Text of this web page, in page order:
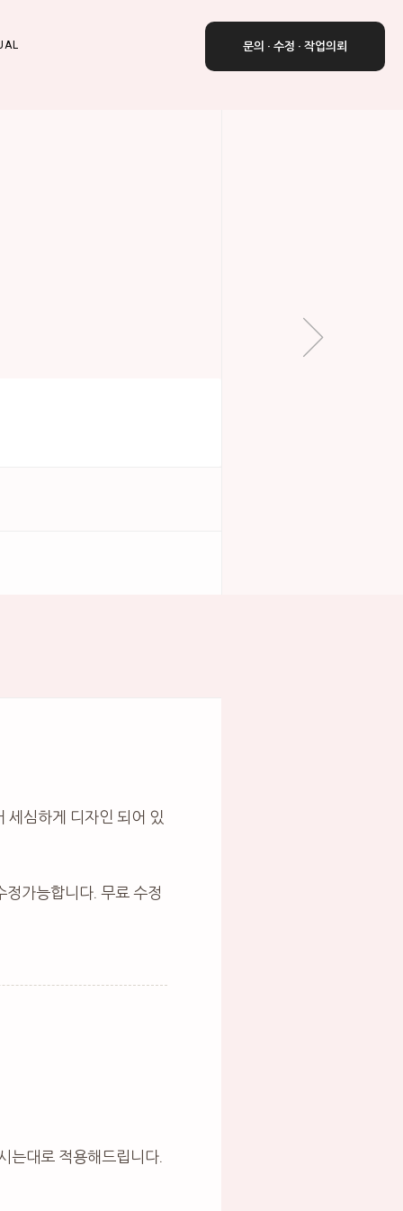
문의 · 수정 · 작업의뢰
세심하게 디자인 되어 있
가능합니다. 무료 수정
는대로 적용해드립니다.